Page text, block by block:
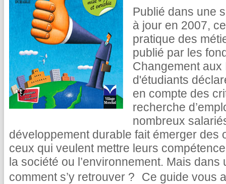
Publié dans une
à jour en 2007,
pratique des
publié par les
Changement aux
d'étudiants
en compte des
recherche
nombreux
développement durable fait émerger des
ceux qui veulent mettre leurs
la société ou l’environnement. Mais
comment s’y retrouver ? Ce guide vous